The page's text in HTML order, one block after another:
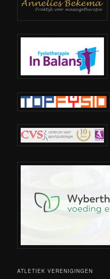
ATLETIEK VERENIGINGEN